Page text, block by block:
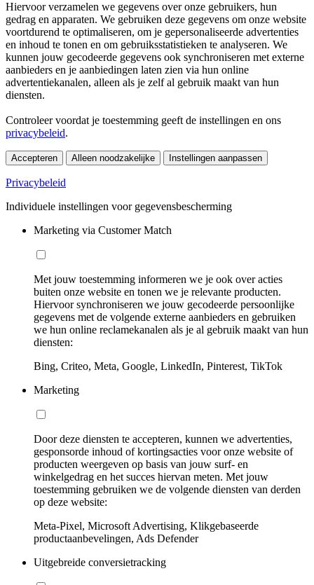
Hiervoor verzamelen we gegevens over onze gebruikers, hun
gedrag en apparaten. We gebruiken deze gegevens om onze website
voortdurend te optimaliseren, om je gepersonaliseerde advertenties
en inhoud te tonen en om gebruiksstatistieken te analyseren. We
kunnen jouw gecodeerde gegevens ook synchroniseren met externe
aanbieders en je aanbiedingen laten zien via hun online
advertentiekanalen, alleen als je zelf al gebruik maakt van hun
diensten.
Controleer voordat je toestemming geeft de instellingen en ons
privacybeleid.
Accepteren Alleen noodzakelijke Instellingen aanpassen
Privacybeleid
Individuele instellingen voor gegevensbescherming
Marketing via Customer Match
Met jouw toestemming informeren we je ook over acties
buiten onze website en tonen we je relevante producten.
Hiervoor synchroniseren we jouw gecodeerde persoonlijke
gegevens met de volgende externe aanbieders en gebruiken
we hun online reclamekanalen als je al gebruik maakt van hun
diensten:
Bing, Criteo, Meta, Google, LinkedIn, Pinterest, TikTok
Marketing
Door deze diensten te accepteren, kunnen we advertenties,
gesponsorde inhoud of kortingsacties voor onze website of
producten weergeven op basis van jouw surf- en
winkelgedrag en het succes hiervan meten. Met jouw
toestemming gebruiken we de volgende diensten van derden
op deze website:
Meta-Pixel, Microsoft Advertising, Klikgebaseerde
productaanbevelingen, Ads Defender
Uitgebreide conversietracking